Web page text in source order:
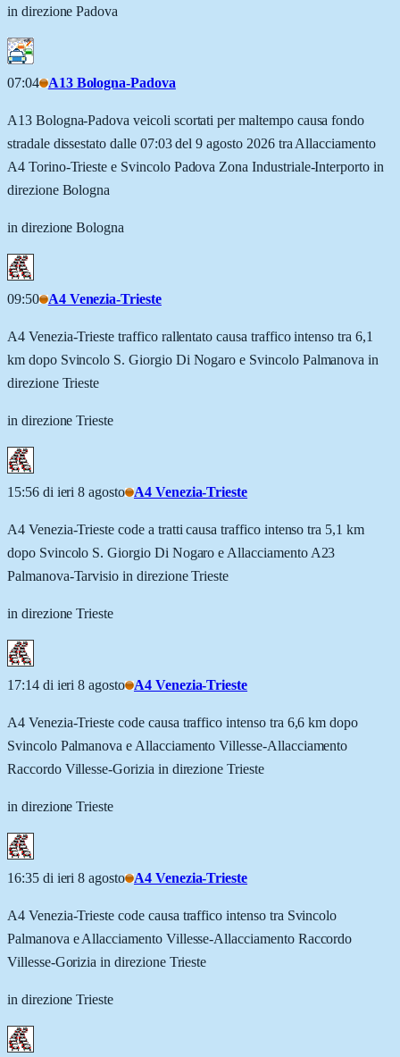
in direzione Padova
07:04 A13 Bologna-Padova
A13 Bologna-Padova veicoli scortati per maltempo causa fondo
stradale dissestato dalle 07:03 del 9 agosto 2026 tra Allacciamento
A4 Torino-Trieste e Svincolo Padova Zona Industriale-Interporto in
direzione Bologna
in direzione Bologna
09:50 A4 Venezia-Trieste
A4 Venezia-Trieste traffico rallentato causa traffico intenso tra 6,1
km dopo Svincolo S. Giorgio Di Nogaro e Svincolo Palmanova in
direzione Trieste
in direzione Trieste
15:56 di ieri 8 agosto A4 Venezia-Trieste
A4 Venezia-Trieste code a tratti causa traffico intenso tra 5,1 km
dopo Svincolo S. Giorgio Di Nogaro e Allacciamento A23
Palmanova-Tarvisio in direzione Trieste
in direzione Trieste
17:14 di ieri 8 agosto A4 Venezia-Trieste
A4 Venezia-Trieste code causa traffico intenso tra 6,6 km dopo
Svincolo Palmanova e Allacciamento Villesse-Allacciamento
Raccordo Villesse-Gorizia in direzione Trieste
in direzione Trieste
16:35 di ieri 8 agosto A4 Venezia-Trieste
A4 Venezia-Trieste code causa traffico intenso tra Svincolo
Palmanova e Allacciamento Villesse-Allacciamento Raccordo
Villesse-Gorizia in direzione Trieste
in direzione Trieste